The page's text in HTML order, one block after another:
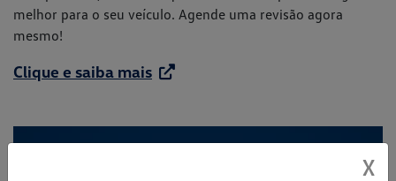
melhor para o seu veículo. Agende uma revisão agora
mesmo!
Clique e saiba mais
X